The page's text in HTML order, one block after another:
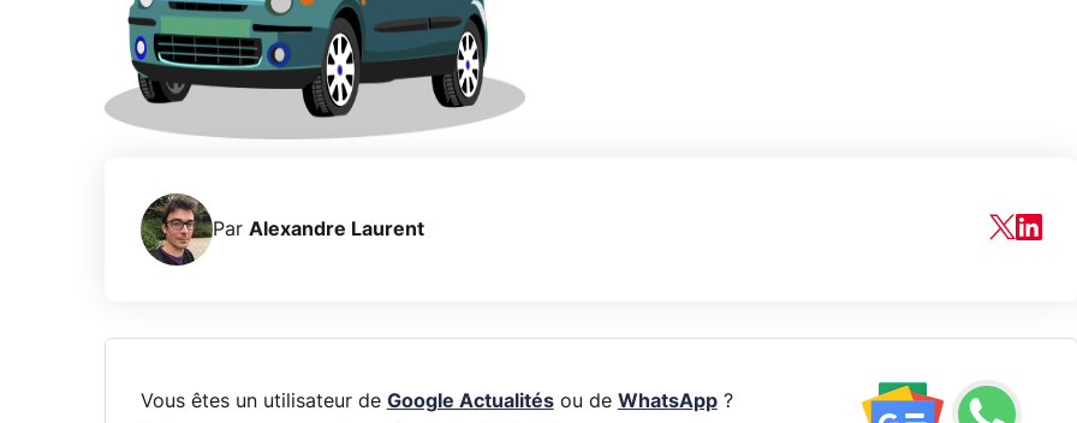
Par Alexandre Laurent
Vous êtes un utilisateur de Google Actualitésou de WhatsApp?